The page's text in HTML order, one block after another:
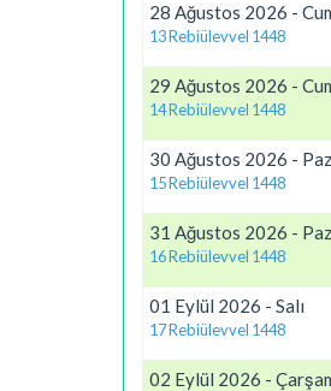
28 Ağustos 2026 -
13 Rebiülevvel 1448
29 Ağustos 2026 -
14 Rebiülevvel 1448
30 Ağustos 2026 -
15 Rebiülevvel 1448
31 Ağustos 2026 -
16 Rebiülevvel 1448
01 Eylül 2026 - Salı
17 Rebiülevvel 1448
02 Eylül 2026 -